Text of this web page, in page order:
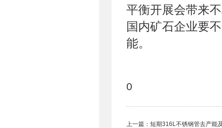
平衡开展会带来
国内矿石企业要
能。
0
上一篇： 短期316L不锈钢管去产能